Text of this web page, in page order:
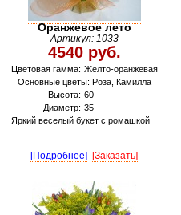
Оранжевое лето
Артикул: 1033
4540 руб.
Цветовая гамма: Желто-оранжевая
Основные цветы: Роза, Камилла
Высота: 60
Диаметр: 35
Яркий веселый букет с ромашкой
[Подробнее] [Заказать]